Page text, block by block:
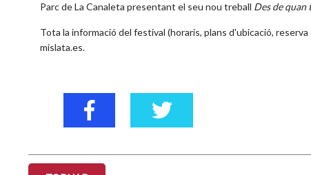
Parc de La Canaleta presentant el seu nou treball Des de quan
Tota la informació del festival (horaris, plans d'ubicació,
mislata.es.